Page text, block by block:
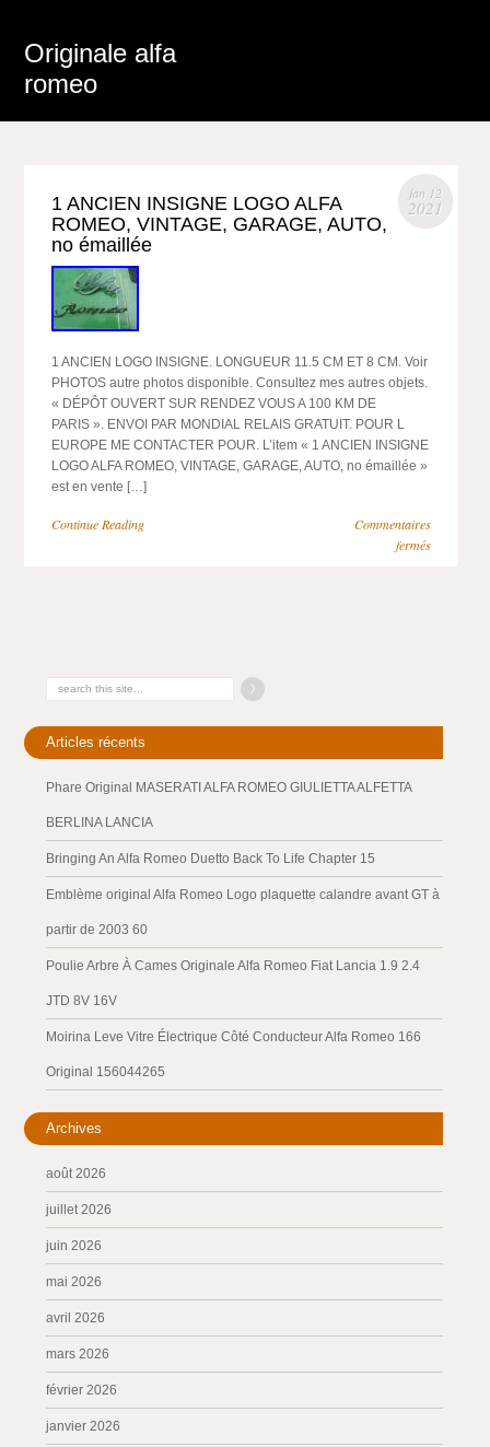
Originale alfa
romeo
jan 12
2021
1 ANCIEN INSIGNE LOGO ALFA
ROMEO, VINTAGE, GARAGE, AUTO,
no émaillée
1 ANCIEN LOGO INSIGNE. LONGUEUR 11.5 CM ET 8 CM. Voir
PHOTOS autre photos disponible. Consultez mes autres objets.
« DÉPÔT OUVERT SUR RENDEZ VOUS A 100 KM DE
PARIS ». ENVOI PAR MONDIAL RELAIS GRATUIT. POUR L
EUROPE ME CONTACTER POUR. L’item « 1 ANCIEN INSIGNE
LOGO ALFA ROMEO, VINTAGE, GARAGE, AUTO, no émaillée »
est en vente […]
Continue Reading
Commentaires
fermés
Articles récents
Phare Original MASERATI ALFA ROMEO GIULIETTA ALFETTA
BERLINA LANCIA
Bringing An Alfa Romeo Duetto Back To Life Chapter 15
Emblème original Alfa Romeo Logo plaquette calandre avant GT à
partir de 2003 60
Poulie Arbre À Cames Originale Alfa Romeo Fiat Lancia 1.9 2.4
JTD 8V 16V
Moirina Leve Vitre Électrique Côté Conducteur Alfa Romeo 166
Original 156044265
Archives
août 2026
juillet 2026
juin 2026
mai 2026
avril 2026
mars 2026
février 2026
janvier 2026